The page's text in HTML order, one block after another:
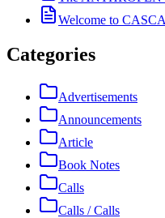
Welcome to
Categories
Advertisements
Announcements
Article
Book Notes
Calls
Calls / Calls